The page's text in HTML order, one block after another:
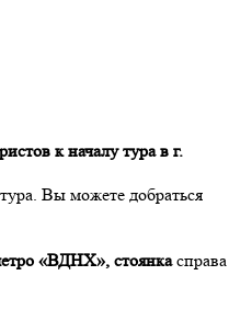
к началу тура в г.
Вы можете добраться
«ВДНХ», стоянкасправа